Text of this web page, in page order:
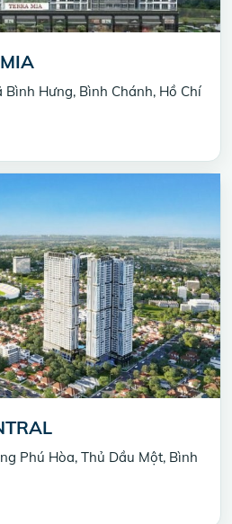
Hưng, Bình Chánh, Hồ Chí
Phú Hòa, Thủ Dầu Một, Bình